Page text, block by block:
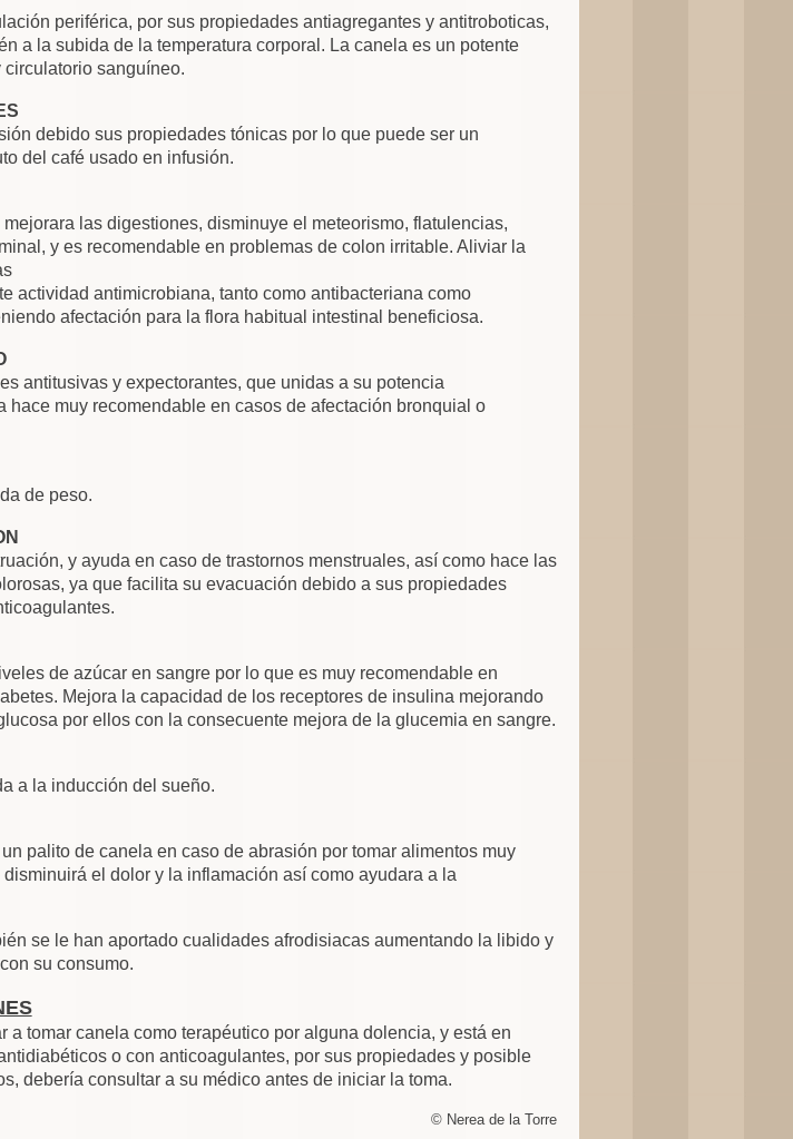
periférica, por sus propiedades antiagregantes y antitroboticas,
a la subida de la temperatura corporal. La canela es un potente
sanguíneo.
debido sus propiedades tónicas por lo que puede ser un
del café usado en infusión.
las digestiones, disminuye el meteorismo, flatulencias,
y es recomendable en problemas de colon irritable. Aliviar la
actividad antimicrobiana, tanto como antibacteriana como
afectación para la flora habitual intestinal beneficiosa.
antitusivas y expectorantes, que unidas a su potencia
hace muy recomendable en casos de afectación bronquial o
de peso.
y ayuda en caso de trastornos menstruales, así como hace las
ya que facilita su evacuación debido a sus propiedades
de azúcar en sangre por lo que es muy recomendable en
Mejora la capacidad de los receptores de insulina mejorando
por ellos con la consecuente mejora de la glucemia en sangre.
a la inducción del sueño.
palito de canela en caso de abrasión por tomar alimentos muy
el dolor y la inflamación así como ayudara a la
se le han aportado cualidades afrodisiacas aumentando la libido y
su consumo.
a tomar canela como terapéutico por alguna dolencia, y está en
o con anticoagulantes, por sus propiedades y posible
debería consultar a su médico antes de iniciar la toma.
© Nerea de la Torre